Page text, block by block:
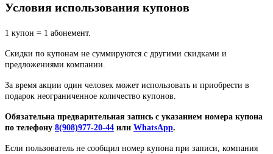
Условия использования купонов
1 купон = 1 абонемент.
Скидки по купонам не суммируются с другими скидками и
предложениями компании.
За время акции один человек может использовать и приобрести в
подарок неограниченное количество купонов.
Обязательна предварительная запись с указанием номера купона
по телефону 8(908)977-20-44 или WhatsApp.
Если пользователь не сообщил номер купона при записи, компания